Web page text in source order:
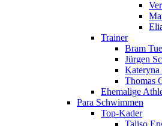
Trainer
Bram
Jürgen
Thomas
Ehemalige
Para Schwimmen
Top-Kader
Taliso